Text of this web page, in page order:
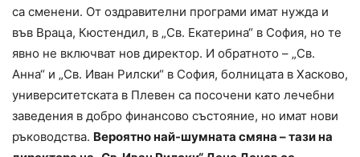
са сменени. От оздравителни програми имат нужда и
във Враца, Кюстендил, в „Св. Екатерина“ в София, но те
явно не включват нов директор. И обратното – „Св.
Анна“ и „Св. Иван Рилски“ в София, болницата в Хасково,
университетската в Плевен са посочени като лечебни
заведения в добро финансово състояние, но имат нови
ръководства. Вероятно най-шумната смяна – тази на